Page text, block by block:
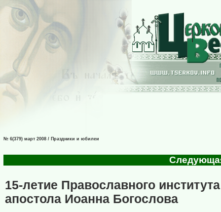
№ 6(379) март 2008 / Праздники и юбилеи
15-летие Православного института
апостола Иоанна Богослова